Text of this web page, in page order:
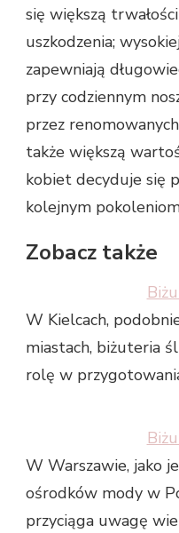
się większą
uszkodzenia;
zapewniają
przy codziennym
przez
także większą
kobiet decyduje się
kolejnym
Zobacz także
W Kielcach,
miastach, biżuteria
rolę w
W Warszawie, jako
ośrodków mody w
przyciąga uwagę